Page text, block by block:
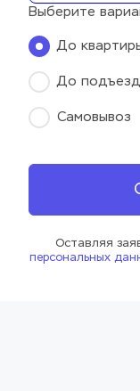
Выберите
До
До
Самовывоз
Оставляя
персональных